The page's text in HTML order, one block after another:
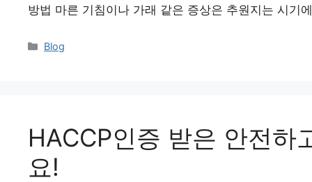
방법 마른 기침이나 가래 같은 증상은 추원지는 시기
Blog
HACCP인증 받은 안전하
요!